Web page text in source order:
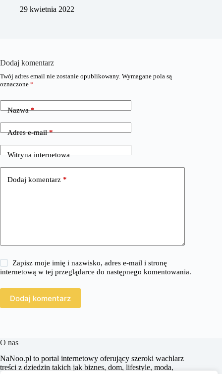
29 kwietnia 2022
Dodaj komentarz
Twój adres email nie zostanie opublikowany. Wymagane pola są
oznaczone *
Nazwa*
Adres e-mail*
Witryna internetowa
Dodaj komentarz *
Zapisz moje imię i nazwisko, adres e-mail i stronę
internetową w tej przeglądarce do następnego komentowania.
Dodaj komentarz
O nas
​NaNoo.pl to portal internetowy oferujący szeroki wachlarz
treści z dziedzin takich jak biznes, dom, lifestyle, moda,